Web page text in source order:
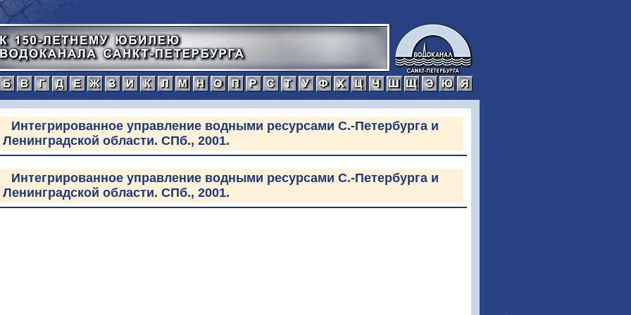
а б в г д е ж з и к л м н о п р с т у ф х ц ч ш
Интегрированное управление водными ресурсами С.-Петербурга и
Ленинградской области. СПб., 2001.
Интегрированное управление водными ресурсами С.-Петербурга и
Ленинградской области. СПб., 2001.